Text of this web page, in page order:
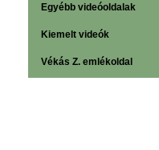
Egyébb videóoldalak
Kiemelt videók
Vékás Z. emlékoldal